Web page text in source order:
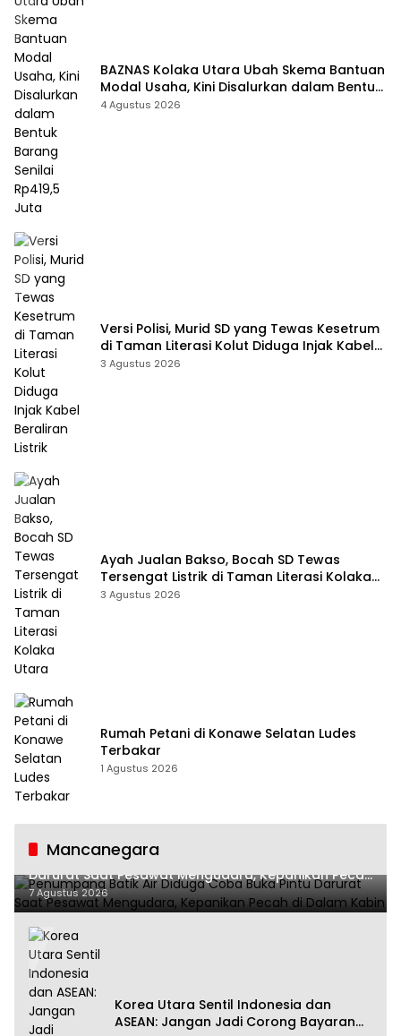
BAZNAS Kolaka Utara Ubah Skema Bantuan
Modal Usaha, Kini Disalurkan dalam Bentuk
Barang Senilai Rp419,5 Juta
4 Agustus 2026
Versi Polisi, Murid SD yang Tewas Kesetrum
di Taman Literasi Kolut Diduga Injak Kabel
Beraliran Listrik
3 Agustus 2026
Ayah Jualan Bakso, Bocah SD Tewas
Tersengat Listrik di Taman Literasi Kolaka
Utara
3 Agustus 2026
Rumah Petani di Konawe Selatan Ludes
Terbakar
1 Agustus 2026
Mancanegara
Penumpang Batik Air Diduga Coba Buka Pintu
Darurat Saat Pesawat Mengudara, Kepanikan Pecah
di Dalam Kabin
7 Agustus 2026
Korea Utara Sentil Indonesia dan
ASEAN: Jangan Jadi Corong Bayaran